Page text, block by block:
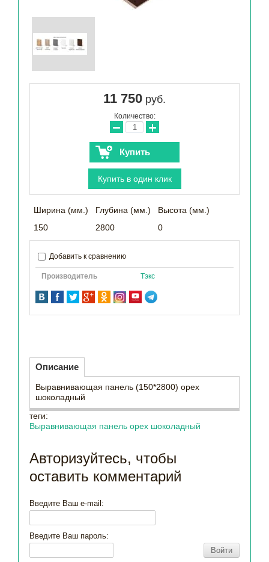
11 750 руб.
Количество:
− +
Купить
Купить в один клик
Ширина (мм.) Глубина (мм.)
Высота (мм.)
150
2800 0
Добавить к сравнению
Производитель Тэкс
Описание
Выравнивающая панель (150*2800) орех
шоколадный
теги:
Выравнивающая панель орех шоколадный
Авторизуйтесь, чтобы
оставить комментарий
Введите Ваш e-mail:
Введите Ваш пароль:
Войти